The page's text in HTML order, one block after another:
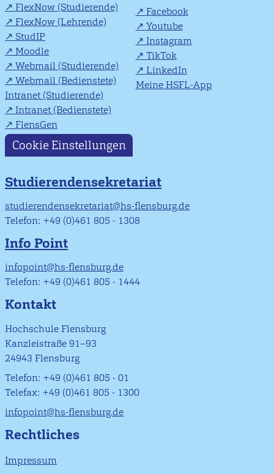
FlexNow (Studierende)
FlexNow (Lehrende)
StudIP
Moodle
Webmail (Studierende)
Webmail (Bedienstete)
Intranet (Studierende)
Intranet (Bedienstete)
FlensGen
Facebook
Youtube
Instagram
TikTok
LinkedIn
Meine HSFL-App
Cookie Einstellungen
Studierendensekretariat
studierendensekretariat@hs-flensburg.de
Telefon: +49 (0)461 805 - 1308
Info Point
infopoint@hs-flensburg.de
Telefon: +49 (0)461 805 - 1444
Kontakt
Hochschule Flensburg
Kanzleistraße 91–93
24943 Flensburg
Telefon: +49 (0)461 805 - 01
Telefax: +49 (0)461 805 - 1300
infopoint@hs-flensburg.de
Rechtliches
Impressum